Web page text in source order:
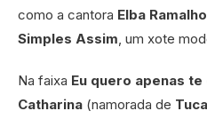
como a cantora Elba Ramalho
Simples Assim , um xote
Na faixa Eu quero apenas
Catharina (namorada de Tuca